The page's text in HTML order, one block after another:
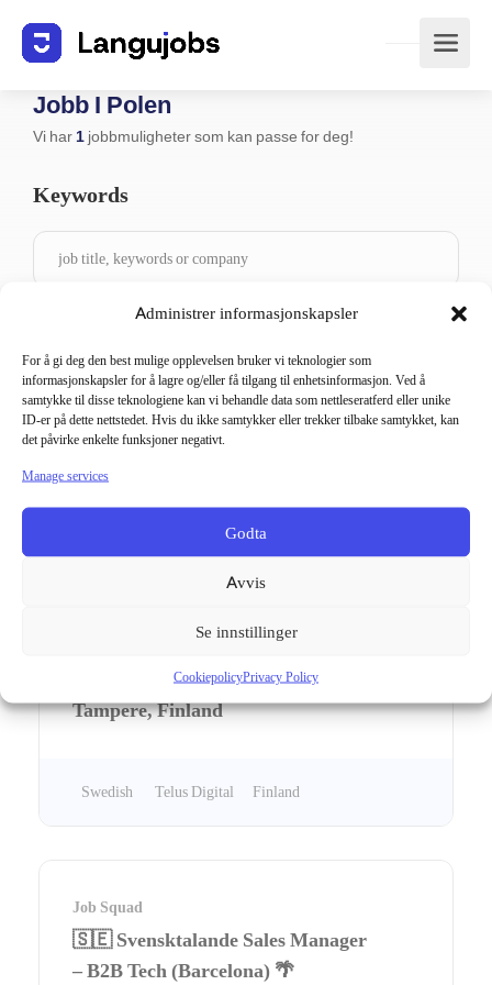
Administrer informasjonskapsler
For å gi deg den best mulige opplevelsen bruker vi teknologier som
informasjonskapsler for å lagre og/eller få tilgang til enhetsinformasjon. Ved å
samtykke til disse teknologiene kan vi behandle data som nettleseratferd eller unike
ID-er på dette nettstedet. Hvis du ikke samtykker eller trekker tilbake samtykket, kan
det påvirke enkelte funksjoner negativt.
Manage services
Godta
Avvis
Se innstillinger
CookiepolicyPrivacy Policy
Jobb I Polen
Vi har1 jobbmuligheter som kan passe for deg!
Keywords
Polen
Language
🇸🇪 Swedish AI Transcriber –
Tampere, Finland
Swedish Telus Digital Finland
Job Squad
🇸🇪 Svensktalande Sales Manager
– B2B Tech (Barcelona) 🌴